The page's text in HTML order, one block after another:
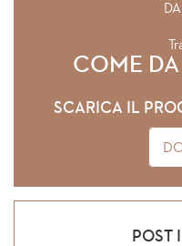
COME
SCARICA IL
POST